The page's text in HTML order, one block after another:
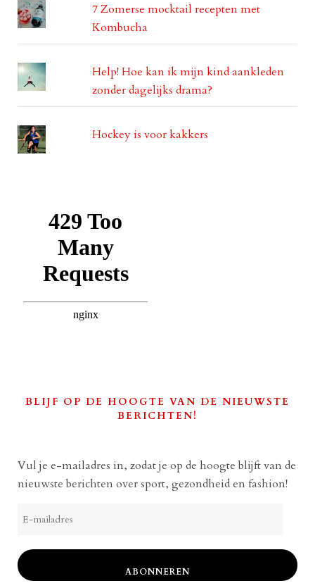
7 Zomerse mocktail recepten met
Kombucha
Help! Hoe kan ik mijn kind aankleden
zonder dagelijks drama?
Hockey is voor kakkers
BLIJF OP DE HOOGTE VAN DE NIEUWSTE
BERICHTEN!
Vul je e-mailadres in, zodat je op de hoogte blijft van de
nieuwste berichten over sport, gezondheid en fashion!
mailadres
ABONNEREN